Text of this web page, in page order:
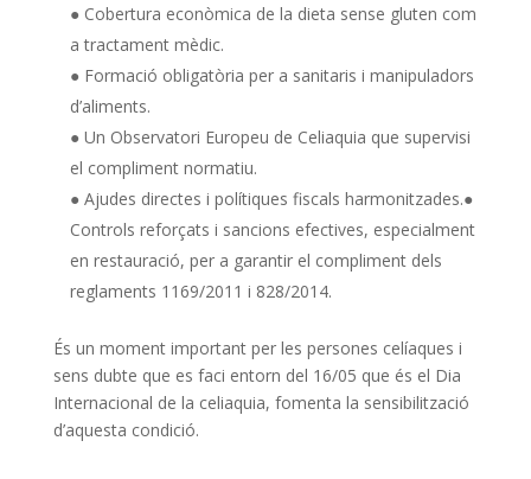
● Cobertura econòmica de la dieta sense gluten com
a tractament mèdic.
● Formació obligatòria per a sanitaris i manipuladors
d’aliments.
● Un Observatori Europeu de Celiaquia que supervisi
el compliment normatiu.
● Ajudes directes i polítiques fiscals harmonitzades.●
Controls reforçats i sancions efectives, especialment
en restauració, per a garantir el compliment dels
reglaments 1169/2011 i 828/2014.
És un moment important per les persones celíaques i
sens dubte que es faci entorn del 16/05 que és el Dia
Internacional de la celiaquia, fomenta la sensibilització
d’aquesta condició.